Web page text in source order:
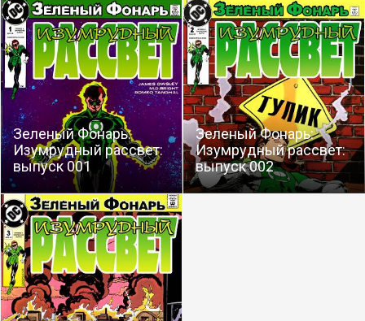
Зеленый Фонарь:
Изумрудный рассвет:
выпуск 001
Зеленый Фонарь:
Изумрудный рассвет:
выпуск 002